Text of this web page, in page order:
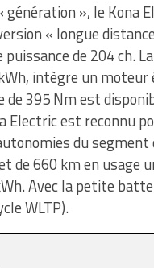
», le Kona
« longue
de 204 ch.
intègre un moteur
de 395 Nm est
Electric est reconnu
du
de 660 km en usage
Avec la petite
WLTP).